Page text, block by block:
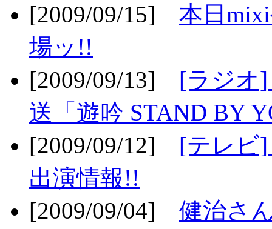
[2009/09/15] 本日
場ッ!!
[2009/09/13] [ラジオ]
送「遊吟 STAND BY
[2009/09/12] [テレビ]
出演情報!!
[2009/09/04] 健治さ